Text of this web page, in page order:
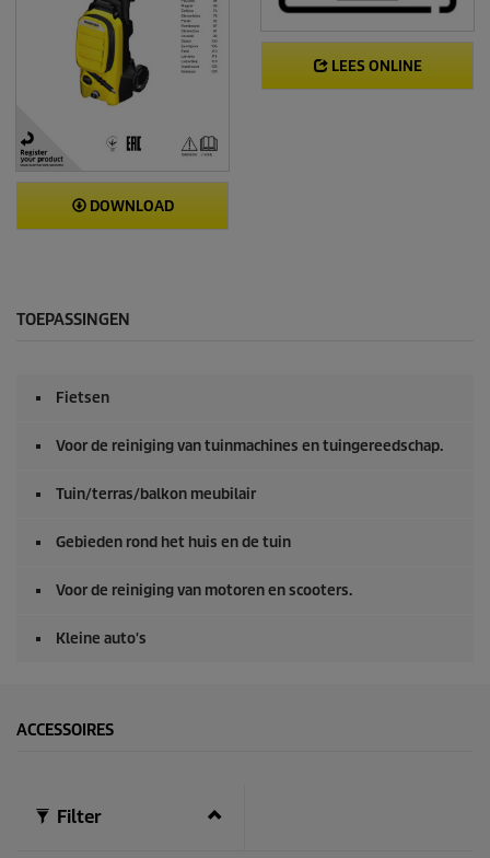
DOWNLOAD
LEES ONLINE
TOEPASSINGEN
Fietsen
Voor de reiniging van tuinmachines en tuingereedschap.
Tuin/terras/balkon meubilair
Gebieden rond het huis en de tuin
Voor de reiniging van motoren en scooters.
Kleine auto's
ACCESSOIRES
Filter